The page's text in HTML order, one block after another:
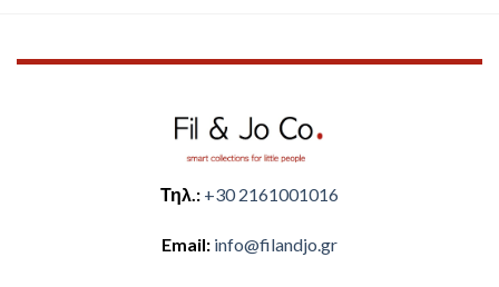
Τηλ.: +30 2161001016
Email: ​info@filandjo.gr